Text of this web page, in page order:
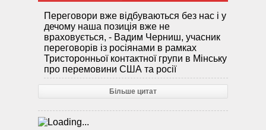
Переговори вже відбуваються без нас і у
дечому наша позиція вже не
враховується, - Вадим Черниш, учасник
переговорів із росіянами в рамках
Тристоронньої контактної групи в Мінську
про перемовини США та росії
Більше цитат